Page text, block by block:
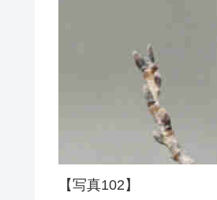
【写真102】